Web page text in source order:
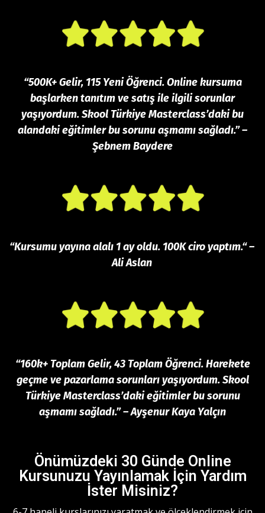
“500K+ Gelir, 115 Yeni Öğrenci.Online kursuma
başlarken tanıtım ve satış ile ilgili sorunlar
yaşıyordum. Skool Türkiye Masterclass’daki bu
alandaki eğitimler bu sorunu aşmamı sağladı.”–
Şebnem Baydere
“Kursumu yayına alalı 1 ay oldu. 100K ciro yaptım.“ –
Ali Aslan
“160k+ Toplam Gelir, 43 Toplam Öğrenci.Harekete
geçme ve pazarlama sorunları yaşıyordum. Skool
Türkiye Masterclass’daki eğitimler bu sorunu
aşmamı sağladı.” – Ayşenur Kaya Yalçın
Önümüzdeki 30 Günde Online
Kursunuzu Yayınlamak İçin Yardım
İster Misiniz?